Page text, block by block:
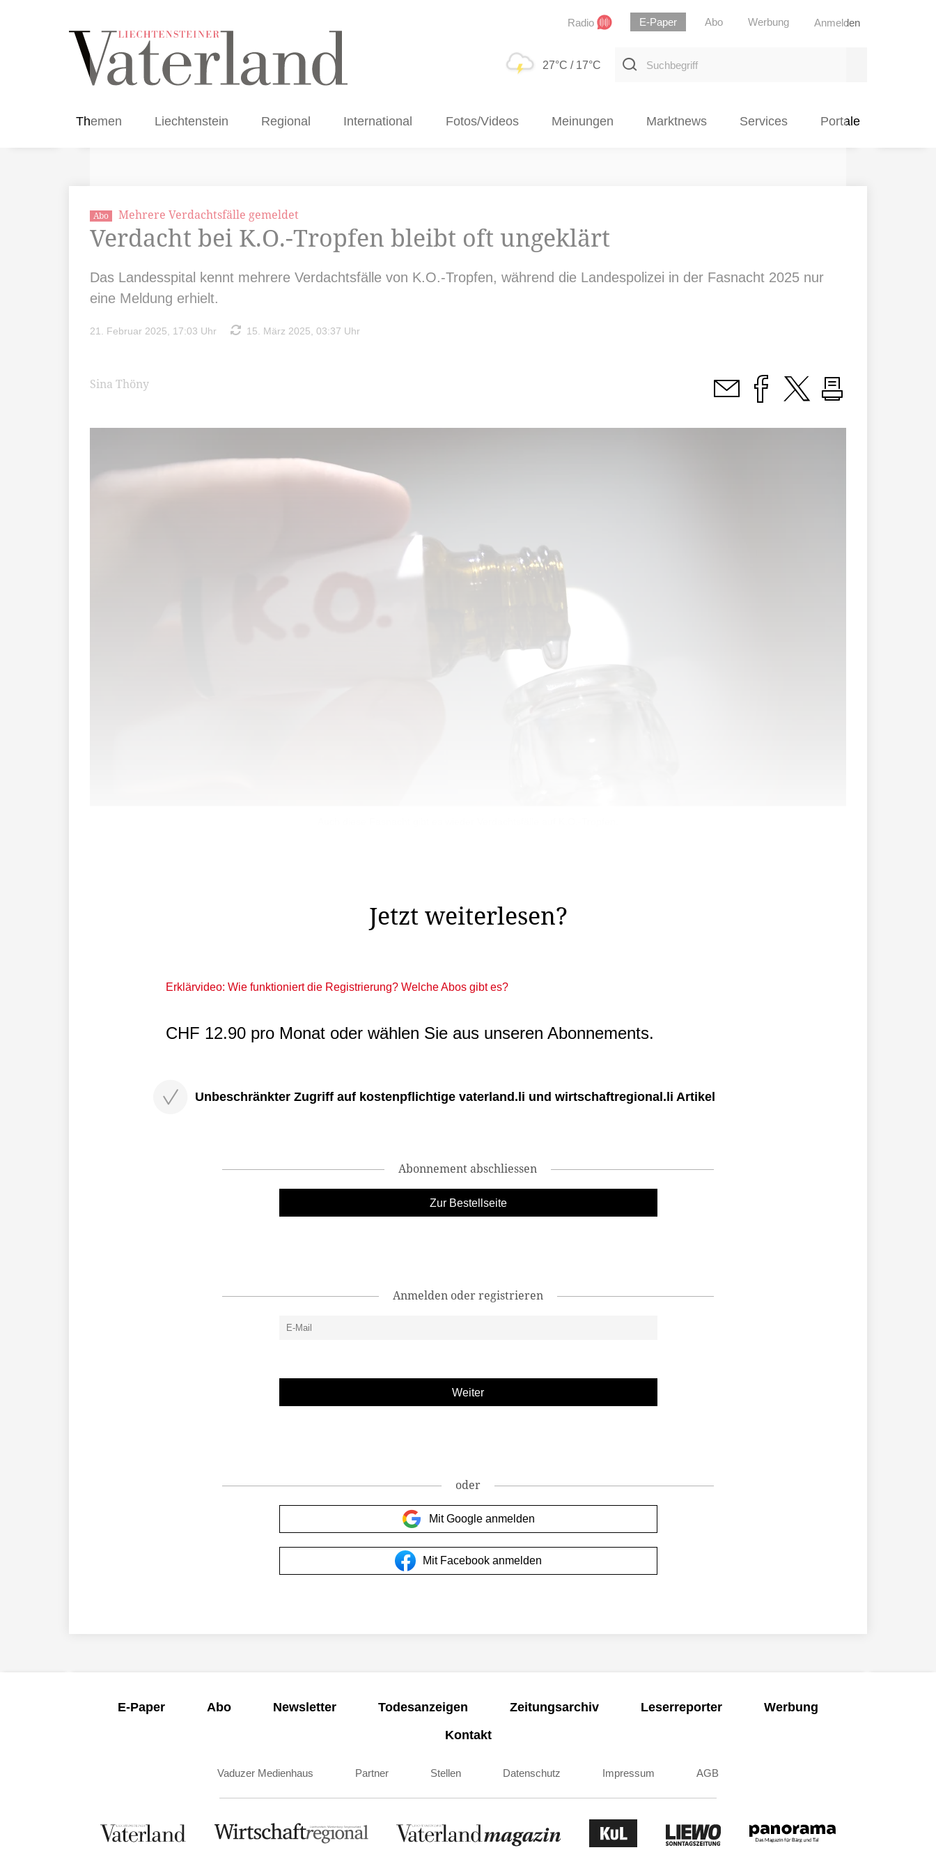
Radio E-Paper Abo Werbung Anmelden
27°C / 17°C
Suchbegriff
Themen Liechtenstein Regional International Fotos/Videos Meinungen Marktnews Services Portale
Abo Mehrere Verdachtsfälle gemeldet
Verdacht bei K.O.-Tropfen bleibt oft ungeklärt
Das Landesspital kennt mehrere Verdachtsfälle von K.O.-Tropfen, während die Landespolizei in der Fasnacht 2025 nur
eine Meldung erhielt.
21. Februar 2025, 17:03 Uhr 15. März 2025, 03:37 Uhr
Sina Thöny
Jetzt weiterlesen?
Erklärvideo: Wie funktioniert die Registrierung? Welche Abos gibt es?
CHF 12.90 pro Monat oder wählen Sie aus unseren Abonnements.
Unbeschränkter Zugriff auf kostenpflichtige vaterland.li und wirtschaftregional.li Artikel
Abonnement abschliessen
Zur Bestellseite
Anmelden oder registrieren
oder
Mit Google anmelden
Mit Facebook anmelden
E-Paper Abo Newsletter Todesanzeigen Zeitungsarchiv Leserreporter
Werbung
Kontakt
Vaduzer Medienhaus Partner Stellen Datenschutz Impressum AGB